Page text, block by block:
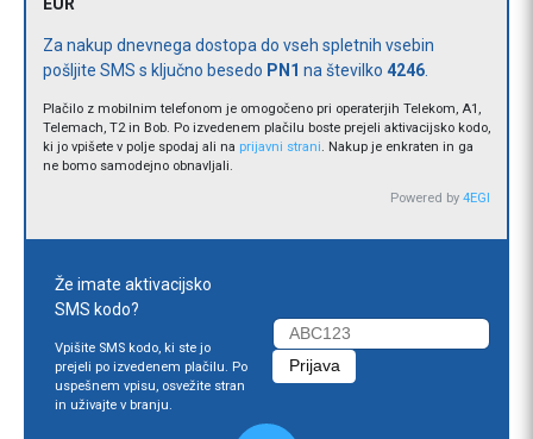
Za nakup dnevnega dostopa do vseh spletnih vsebin
pošljite SMS s ključno besedo PN1 na številko 4246
Plačilo z mobilnim telefonom je omogočeno pri operaterjih Telekom, A1,
Telemach, T2 in Bob. Po izvedenem plačilu boste prejeli aktivacijsko kodo,
ki jo vpišete v polje spodaj ali na prijavni strani. Nakup je enkraten in ga
ne bomo samodejno obnavljali.
Powered by 4EGI
Že imate aktivacijsko
SMS kodo?
Vpišite SMS kodo, ki ste jo
prejeli po izvedenem plačilu. Po
uspešnem vpisu, osvežite stran
in uživajte v branju.